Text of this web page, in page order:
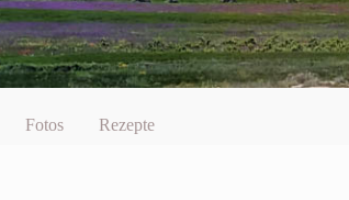
Fotos Rezepte